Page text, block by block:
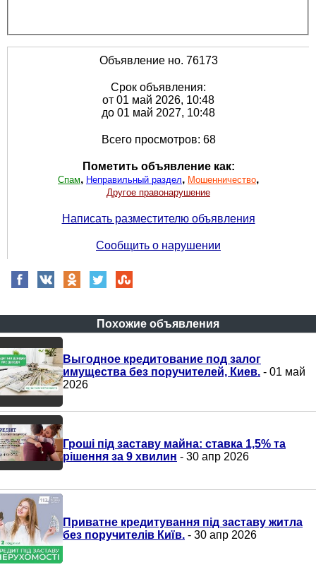
Объявление но. 76173
Срок объявления:
от 01 май 2026, 10:48
до 01 май 2027, 10:48
Всего просмотров: 68
Пометить объявление как:
Спам, Неправильный раздел, Мошенничество,
Другое правонарушение
Написать разместителю объявления
Сообщить о нарушении
Похожие объявления
Выгодное кредитование под залог
имущества без поручителей, Киев. - 01 май
2026
Гроші під заставу майна: ставка 1,5% та
рішення за 9 хвилин - 30 апр 2026
Приватне кредитування під заставу житла
без поручителів Київ. - 30 апр 2026